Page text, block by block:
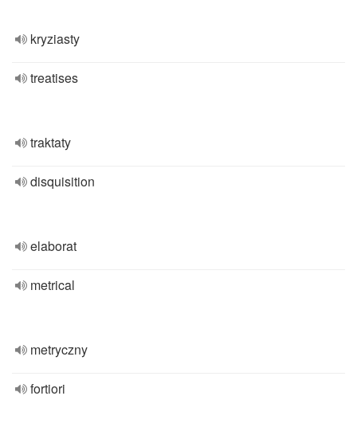
kryziasty
treatises
traktaty
disquisition
elaborat
metrical
metryczny
fortiori